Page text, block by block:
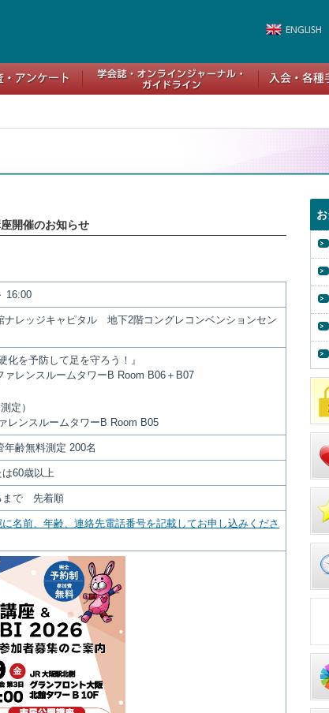
開催のお知らせ
16:00
ナレッジキャピタル 地下2階コングレコンベンションセン
化を予防して足を守ろう！』
レンスルームタワーB Room B06＋B07
定）
レンスルームタワーB Room B05
齢無料測定 200名
60歳以上
まで 先着順
名前、年齢、連絡先電話番号を記載してお申し込みくださ